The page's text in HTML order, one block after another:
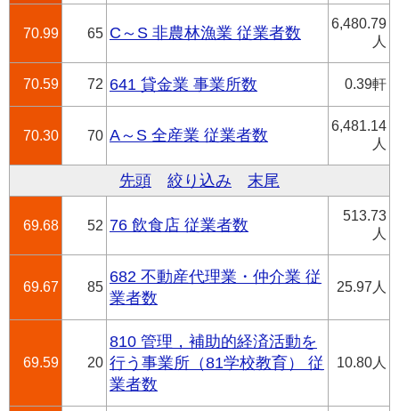
70.99 65 C～S 非農林漁業 従業者数
6,480.79
人
70.59 72 641 貸金業 事業所数 0.39軒
70.30 70 A～S 全産業 従業者数
6,481.14
人
先頭 絞り込み 末尾
69.68 52 76 飲食店 従業者数
513.73
人
69.67 85
682 不動産代理業・仲介業 従
業者数
25.97人
69.59 20
810 管理，補助的経済活動を
行う事業所（81学校教育） 従
業者数
10.80人